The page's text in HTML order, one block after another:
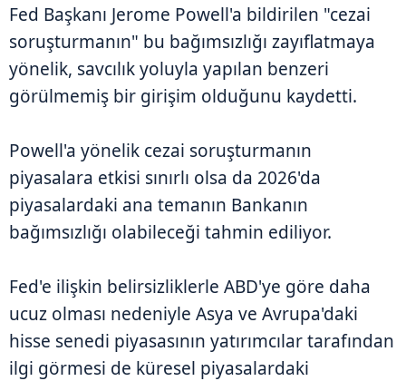
Fed Başkanı Jerome Powell'a bildirilen "cezai
soruşturmanın" bu bağımsızlığı zayıflatmaya
yönelik, savcılık yoluyla yapılan benzeri
görülmemiş bir girişim olduğunu kaydetti.
Powell'a yönelik cezai soruşturmanın
piyasalara etkisi sınırlı olsa da 2026'da
piyasalardaki ana temanın Bankanın
bağımsızlığı olabileceği tahmin ediliyor.
Fed'e ilişkin belirsizliklerle ABD'ye göre daha
ucuz olması nedeniyle Asya ve Avrupa'daki
hisse senedi piyasasının yatırımcılar tarafından
ilgi görmesi de küresel piyasalardaki